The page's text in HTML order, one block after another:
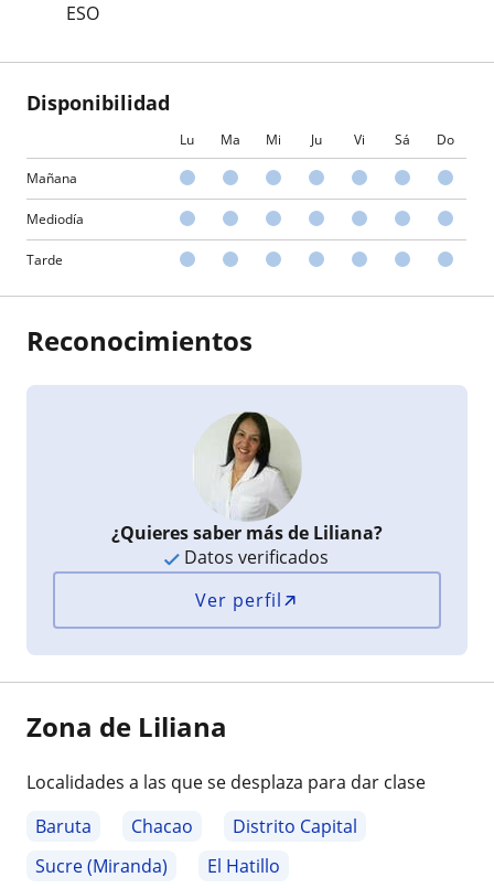
ESO
Disponibilidad
Lu Ma Mi Ju Vi Sá Do
Mañana
Mediodía
Tarde
Reconocimientos
¿Quieres saber más de Liliana?
Datos verificados
Ver perfil
Zona de Liliana
Localidades a las que se desplaza para dar clase
Baruta
Chacao
Distrito Capital
Sucre (Miranda)
El Hatillo